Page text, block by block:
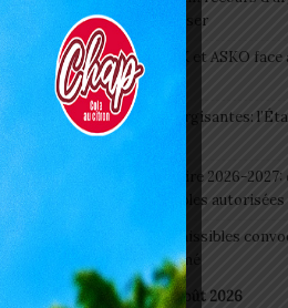
une habitude à banaliser
Interclubs CAF: ASCK et ASKO
morceaux
Togo/ Boissons énergisantes:
sonnette d’alarme
Togo/ Rentrée scolaire 2026-2027:
liste officielle des écoles autorisées
ESSAL 2026 : les admissibles
visite médicale à Lomé
août 2026